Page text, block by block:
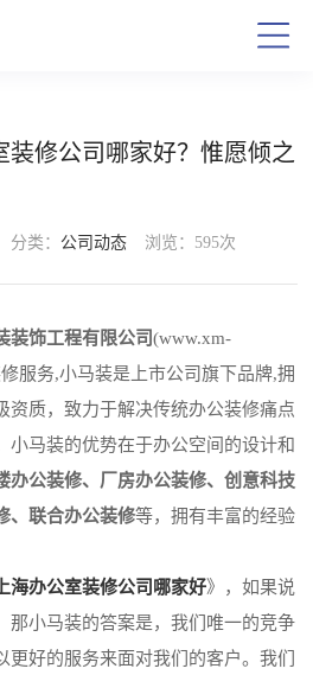
装修公司哪家好？惟愿倾之
分类： 公司动态 浏览： 595次
装饰工程有限公司(www.xm-
服务,小马装是上市公司旗下品牌,拥
资质，致力于解决传统办公装修痛点
小马装的优势在于办公空间的设计和
办公装修、厂房办公装修、创意科技
、联合办公装修等，拥有丰富的经验
海办公室装修公司哪家好》，如果说
那小马装的答案是，我们唯一的竞争
更好的服务来面对我们的客户。我们